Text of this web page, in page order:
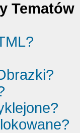
Tematów